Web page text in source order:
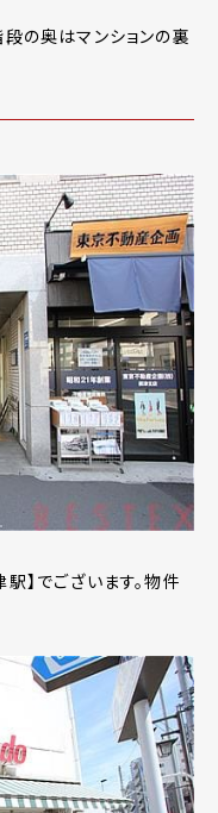
の奥はマンションの裏
】でございます。物件